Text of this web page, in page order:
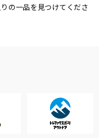
の一品を見つけてくださ